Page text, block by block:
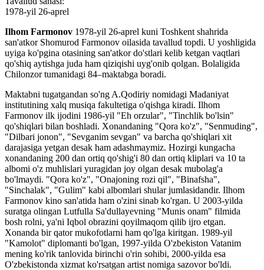
1978-yil 26-aprel
Ilhom Farmonov 1978-yil 26-aprel kuni Toshkent shahrida
san'atkor Shomurod Farmonov oilasida tavallud topdi. U yoshligida
uyiga ko'pgina otasining san'atkor do'stlari kelib ketgan vaqtlari
qo'shiq aytishga juda ham qiziqishi uyg'onib qolgan. Bolaligida
Chilonzor tumanidagi 84–maktabga boradi.
Maktabni tugatgandan so'ng A.Qodiriy nomidagi Madaniyat
institutining xalq musiqa fakultetiga o'qishga kiradi. Ilhom
Farmonov ilk ijodini 1986-yil "Eh orzular", "Tinchlik bo'lsin"
qo'shiqlari bilan boshladi. Xonandaning "Qora ko'z", "Senmuding",
"Dilbari jonon", "Sevganim sevgan" va barcha qo'shiqlari xit
darajasiga yetgan desak ham adashmaymiz. Hozirgi kungacha
xonandaning 200 dan ortiq qo'shig'i 80 dan ortiq kliplari va 10 ta
albomi o'z muhlislari yuragidan joy olgan desak mubolag'a
bo'lmaydi. "Qora ko'z", "Onajoning rozi qil", "Binafsha",
"Sinchalak", "Gulim" kabi albomlari shular jumlasidandir. Ilhom
Farmonov kino san'atida ham o'zini sinab ko'rgan. U 2003-yilda
suratga olingan Lutfulla Sa'dullayevning "Munis onam" filmida
bosh rolni, ya'ni Iqbol obrazini qoyilmaqom qilib ijro etgan.
Xonanda bir qator mukofotlarni ham qo'lga kiritgan. 1989-yil
"Kamolot" diplomanti bo'lgan, 1997-yilda O'zbekiston Vatanim
mening ko'rik tanlovida birinchi o'rin sohibi, 2000-yilda esa
O'zbekistonda xizmat ko'rsatgan artist nomiga sazovor bo'ldi.